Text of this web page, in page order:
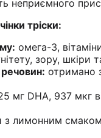
неприємного
тріски:
омега-3,
зору, шкіри
отримано
мг DHA, 937 мкг
з лимонним